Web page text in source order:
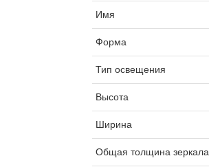
Имя
Форма
Тип освещения
Высота
Ширина
Общая толщина зеркала